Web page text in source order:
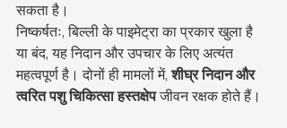
सकता है।
निष्कर्षतः, बिल्ली के पाइमेट्रा का प्रकार खुला है
या बंद, यह निदान और उपचार के लिए अत्यंत
महत्वपूर्ण है। दोनों ही मामलों में, शीघ्र निदान और
त्वरित पशु चिकित्सा हस्तक्षेप जीवन रक्षक होते हैं।